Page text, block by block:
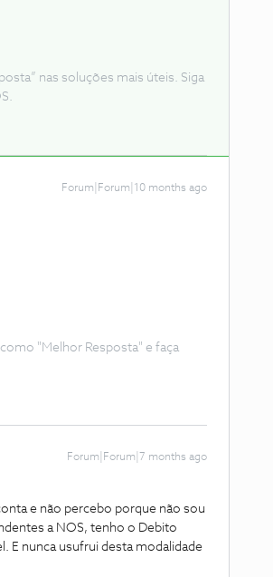
nas soluções mais úteis. Siga
Forum|Forum|10 months ago
"Melhor Resposta" e faça
Forum|Forum|7 months ago
e não percebo porque não sou
a NOS, tenho o Debito
E nunca usufrui desta modalidade